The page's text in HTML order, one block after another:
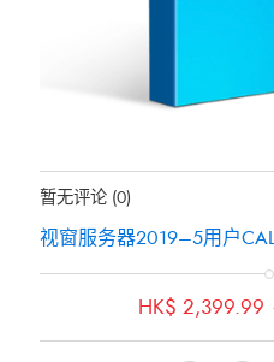
地位：有存货
暂无评论 (0)
视窗服务器2019–5用户
HK$ 2,399.99